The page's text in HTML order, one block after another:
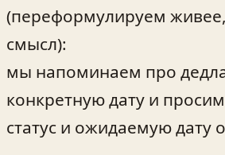
(переформулируем
смысл):
мы напоминаем про
конкретную дату и
статус и ожидаемую дату